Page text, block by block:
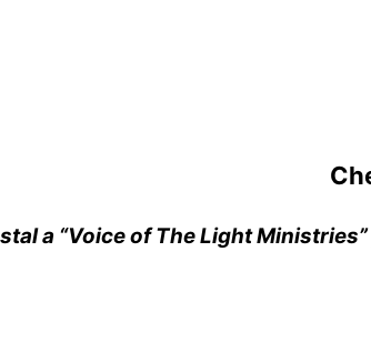
a “Voice of The Light